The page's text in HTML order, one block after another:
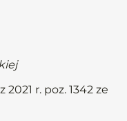
r. poz. 1342 ze